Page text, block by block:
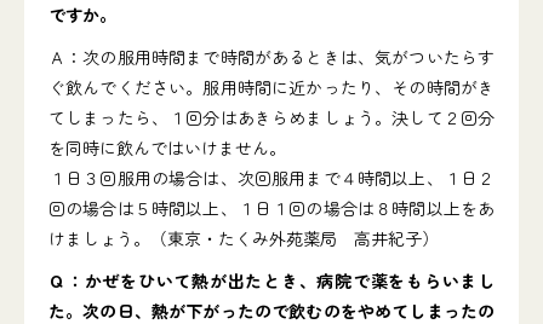
ですか。
Ａ：次の服用時間まで時間があるときは、気がついたらす
ぐ飲んでください。服用時間に近かったり、その時間がき
てしまったら、１回分はあきらめましょう。決して２回分
を同時に飲んではいけません。
１日３回服用の場合は、次回服用まで４時間以上、１日２
回の場合は５時間以上、１日１回の場合は８時間以上をあ
けましょう。（東京・たくみ外苑薬局 高井紀子）
Ｑ：かぜをひいて熱が出たとき、病院で薬をもらいまし
た。次の日、熱が下がったので飲むのをやめてしまったの